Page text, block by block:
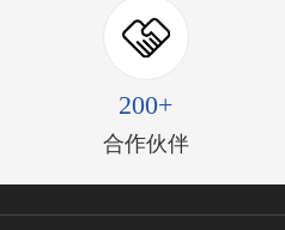
200+
合作伙伴